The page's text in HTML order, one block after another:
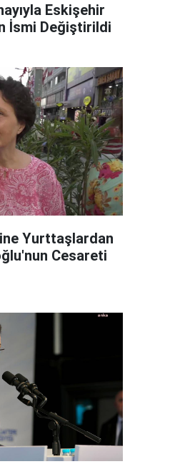
Eskişehir
İsmi Değiştirildi
Yurttaşlardan
Cesareti